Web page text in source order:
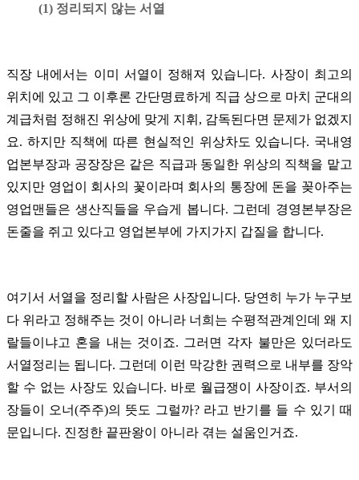
(1) 정리되지 않는 서열
직장 내에서는 이미 서열이 정해져 있습니다. 사장이 최고의
위치에 있고 그 이후론 간단명료하게 직급 상으로 마치 군대의
계급처럼 정해진 위상에 맞게 지휘, 감독된다면 문제가 없겠지
요. 하지만 직책에 따른 현실적인 위상차도 있습니다. 국내영
업본부장과 공장장은 같은 직급과 동일한 위상의 직책을 맡고
있지만 영업이 회사의 꽃이라며 회사의 통장에 돈을 꽂아주는
영업맨들은 생산직들을 우습게 봅니다. 그런데 경영본부장은
돈줄을 쥐고 있다고 영업본부에 가지가지 갑질을 합니다.
여기서 서열을 정리할 사람은 사장입니다. 당연히 누가 누구보
다 위라고 정해주는 것이 아니라 너희는 수평적관계인데 왜 지
랄들이냐고 혼을 내는 것이죠. 그러면 각자 불만은 있더라도
서열정리는 됩니다. 그런데 이런 막강한 권력으로 내부를 장악
할 수 없는 사장도 있습니다. 바로 월급쟁이 사장이죠. 부서의
장들이 오너(주주)의 뜻도 그럴까? 라고 반기를 들 수 있기 때
문입니다. 진정한 끝판왕이 아니라 겪는 설움인거죠.